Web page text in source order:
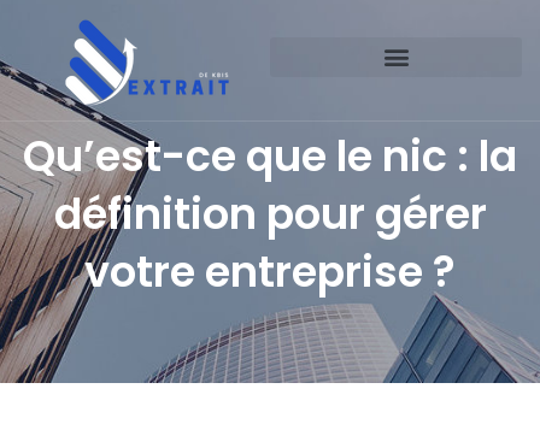
Qu’est-ce que le nic : la
définition pour gérer
votre entreprise ?